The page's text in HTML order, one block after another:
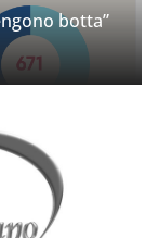
botta”